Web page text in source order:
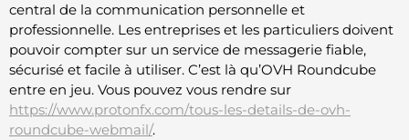
central de la communication personnelle et
professionnelle. Les entreprises et les particuliers doivent
pouvoir compter sur un service de messagerie fiable,
sécurisé et facile à utiliser. C’est là qu’OVH Roundcube
entre en jeu. Vous pouvez vous rendre sur
https://www.protonfx.com/tous-les-details-de-ovh-
roundcube-webmail/.